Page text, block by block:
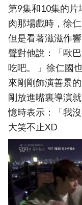
第9集和10集的片
肉那場戲時，徐
但是看著滋滋作
聲對他說：「歐
吃吧。 」徐仁國
來剛剛飾演善景
剛放進嘴裏導演
憶時表示：「我
大笑不止XD